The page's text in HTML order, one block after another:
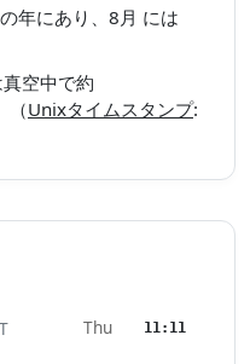
の年にあり、8月 には
空中で約
（Unixタイムスタンプ:
Thu 11:11